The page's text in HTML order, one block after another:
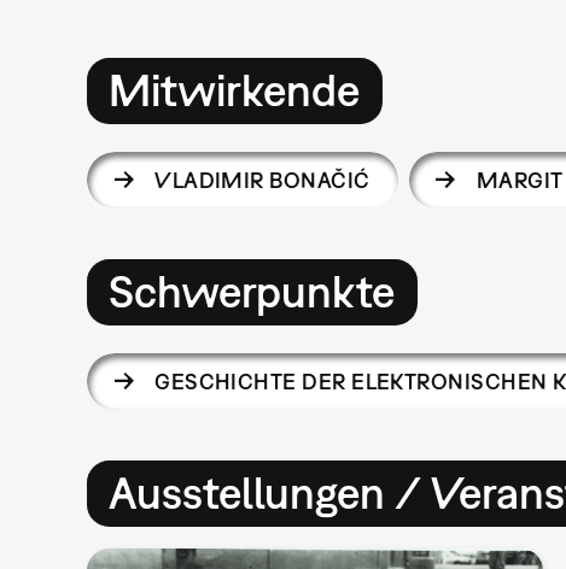
Mitwirkende
VLADIMIR BONAČIĆ
Schwerpunkte
GESCHICHTE DER ELEKTRONISCHEN
Ausstellungen /